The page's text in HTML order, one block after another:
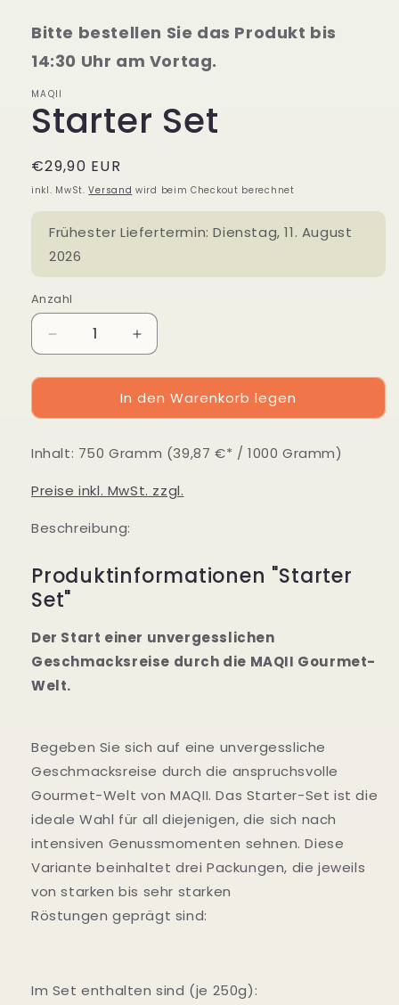
Bitte bestellen Sie das Produkt bis
14:30 Uhr am Vortag.
MAQII
Starter Set
Normaler
Preis
€29,90 EUR
inkl. MwSt.Versand wird beim Checkout berechnet
Frühester Liefertermin:Dienstag, 11. August
2026
Anzahl
Verringere
die
Menge
Starter
Erhöhe
die
Menge
für
Starter
In den Warenkorb legen
Inhalt: 750 Gramm (39,87 €* / 1000 Gramm)
Preise inkl. MwSt. zzgl.
Beschreibung:
Produktinformationen "Starter
Set"
Der Start einer unvergesslichen
Geschmacksreise durch die MAQII Gourmet-
Welt.
Begeben Sie sich auf eine unvergessliche
Geschmacksreise durch die anspruchsvolle
Gourmet-Welt von MAQII. Das Starter-Set ist die
ideale Wahl für all diejenigen, die sich nach
intensiven Genussmomenten sehnen. Diese
Variante beinhaltet drei Packungen, die jeweils
von starken bis sehr starken
Röstungen geprägt sind:
Im Set enthalten sind (je 250g):